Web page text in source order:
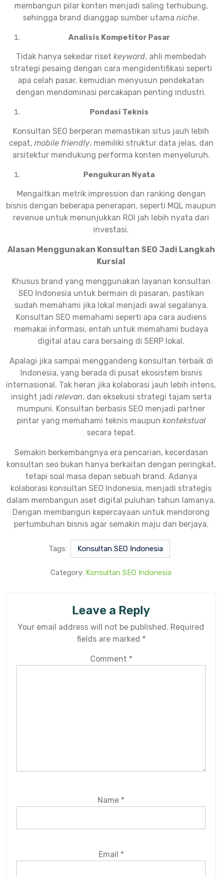
membangun pilar konten menjadi saling terhubung,
sehingga brand dianggap sumber utama niche.
Analisis Kompetitor Pasar
Tidak hanya sekedar riset keyword, ahli membedah
strategi pesaing dengan cara mengidentifikasi seperti
apa celah pasar, kemudian menyusun pendekatan
dengan mendominasi percakapan penting industri.
Pondasi Teknis
Konsultan SEO berperan memastikan situs jauh lebih
cepat, mobile friendly, memiliki struktur data jelas, dan
arsitektur mendukung performa konten menyeluruh.
Pengukuran Nyata
Mengaitkan metrik impression dan ranking dengan
bisnis dengan beberapa penerapan, seperti MQL maupun
revenue untuk menunjukkan ROI jah lebih nyata dari
investasi.
Alasan Menggunakan Konsultan SEO Jadi Langkah
Kursial
Khusus brand yang menggunakan layanan konsultan
SEO Indonesia untuk bermain di pasaran, pastikan
sudah memahami jika lokal menjadi awal segalanya.
Konsultan SEO memahami seperti apa cara audiens
memakai informasi, entah untuk memahami budaya
digital atau cara bersaing di SERP lokal.
Apalagi jika sampai menggandeng konsultan terbaik di
Indonesia, yang berada di pusat ekosistem bisnis
internasional. Tak heran jika kolaborasi jauh lebih intens,
insight jadi relevan, dan eksekusi strategi tajam serta
mumpuni. Konsultan berbasis SEO menjadi partner
pintar yang memahami teknis maupun kontekstual
secara tepat.
Semakin berkembangnya era pencarian, kecerdasan
konsultan seo bukan hanya berkaitan dengan peringkat,
tetapi soal masa depan sebuah brand. Adanya
kolaborasi konsultan SEO Indonesia, menjadi strategis
dalam membangun aset digital puluhan tahun lamanya.
Dengan membangun kepercayaan untuk mendorong
pertumbuhan bisnis agar semakin maju dan berjaya.
Tags: Konsultan SEO Indonesia
Category: Konsultan SEO Indonesia
Leave a Reply
Your email address will not be published. Required
fields are marked *
Comment *
Name *
Email *